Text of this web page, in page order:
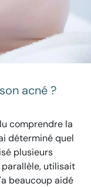
acné ?
comprendre la
déterminé quel
plusieurs
parallèle, utilisait
beaucoup aidé